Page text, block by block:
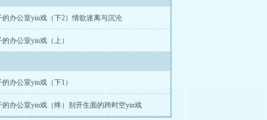
的办公室yin戏（下2）情欲迷离与沉沦
办公室yin戏（上）
办公室yin戏（下1）
的办公室yin戏（终）别开生面的跨时空yin戏